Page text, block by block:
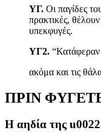
ΥΓ. Οι παγίδες
πρακτικές, θέλουν
υπεκφυγές.
ΥΓ2.
ακόμα και τις
ΠΡΙΝ
Η αηδία της